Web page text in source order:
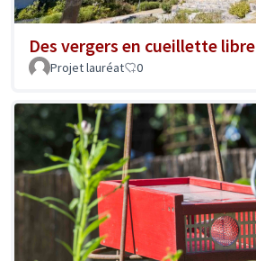
Des vergers en cueillette libre
Projet lauréat 0